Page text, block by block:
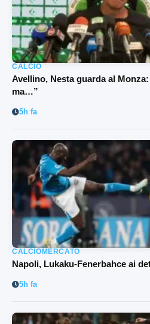
CALCIO
Avellino, Nesta guarda al
ma…”
5h fa
CALCIOMERCATO
Napoli, Lukaku-Fenerbahce ai
5h fa